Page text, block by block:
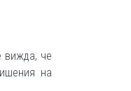
вижда, че
на